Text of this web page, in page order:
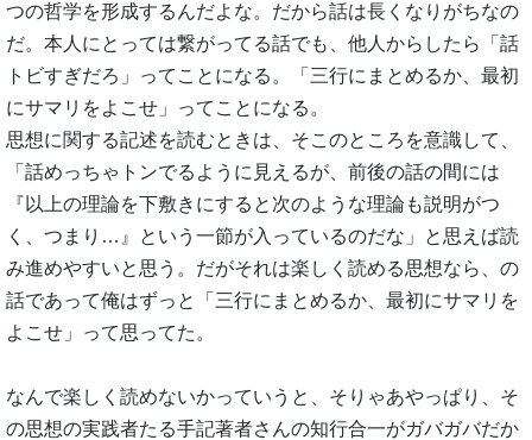
つの哲学を形成するんだよな。だから話は長くなりがちなの
だ。本人にとっては繋がってる話でも、他人からしたら「話
トビすぎだろ」ってことになる。「三行にまとめるか、最初
にサマリをよこせ」ってことになる。
思想に関する記述を読むときは、そこのところを意識して、
「話めっちゃトンでるように見えるが、前後の話の間には
『以上の理論を下敷きにすると次のような理論も説明がつ
く、つまり…』という一節が入っているのだな」と思えば読
み進めやすいと思う。だがそれは楽しく読める思想なら、の
話であって俺はずっと「三行にまとめるか、最初にサマリを
よこせ」って思ってた。
なんで楽しく読めないかっていうと、そりゃあやっぱり、そ
の思想の実践者たる手記著者さんの知行合一がガバガバだか